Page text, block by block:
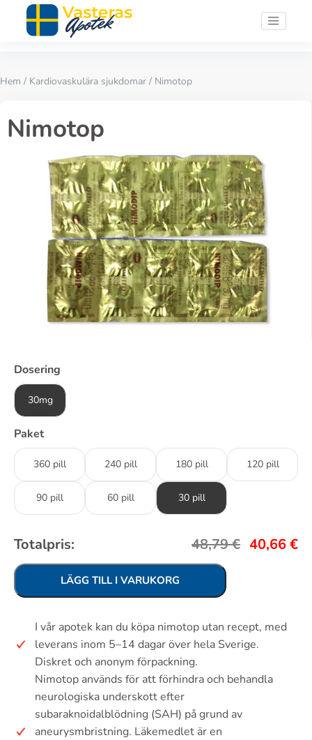
Hem / Kardiovaskulära sjukdomar / Nimotop
Nimotop
Dosering
30mg
Paket
360 pill 240 pill 180 pill 120 pill
90 pill 60 pill 30 pill
Totalpris: 48,79€ 40,66€
LÄGG TILL I VARUKORG
I vår apotek kan du köpa nimotop utan recept, med
leverans inom 5–14 dagar över hela Sverige.
Diskret och anonym förpackning.
Nimotop används för att förhindra och behandla
neurologiska underskott efter
subaraknoidalblödning (SAH) på grund av
aneurysmbristning. Läkemedlet är en